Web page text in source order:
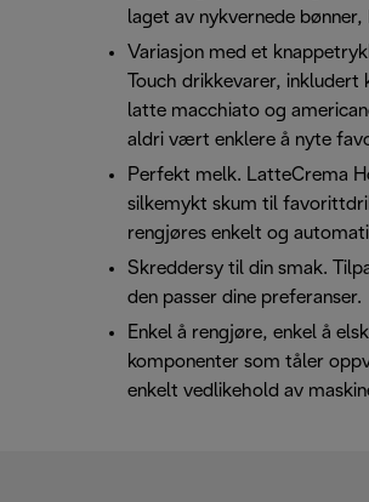
laget av nykvernede bønner,
Variasjon med et
Touch drikkevarer,
latte macchiato og
aldri vært enklere å nyte
Perfekt melk. LatteCrema
silkemykt skum til
rengjøres enkelt og
Skreddersy til din smak.
den passer dine preferanser.
Enkel å rengjøre, enkel å
komponenter som tåler
enkelt vedlikehold av